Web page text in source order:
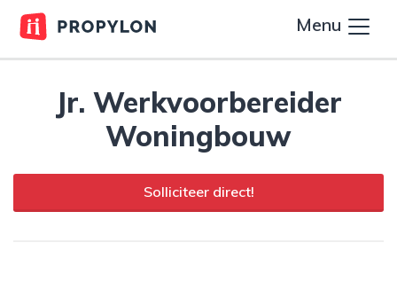
Menu
Jr. Werkvoorbereider
Woningbouw
Solliciteer direct!